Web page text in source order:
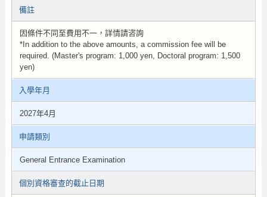
備註
因條件不同至費用不一，詳情請咨詢
*In addition to the above amounts, a commission fee will be
required. (Master's program: 1,000 yen, Doctoral program: 1,500
yen)
入學年月
2027年4月
申請類別
General Entrance Examination
個別資格審查的截止日期